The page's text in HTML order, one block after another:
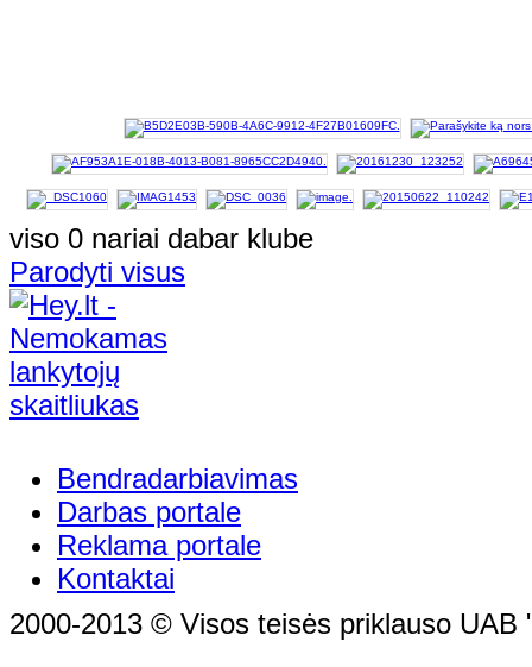
viso 0 nariai dabar klube
Parodyti visus
Bendradarbiavimas
Darbas portale
Reklama portale
Kontaktai
2000-2013 © Visos teisės priklauso UAB